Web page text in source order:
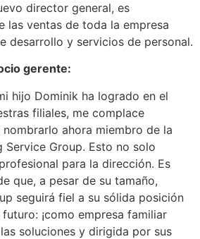
director general, es
las ventas de toda la empresa
desarrollo y servicios de personal.
gerente:
hijo Dominik ha logrado en el
filiales, me complace
ahora miembro de la
Group. Esto no solo
para la dirección. Es
que, a pesar de su tamaño,
seguirá fiel a su sólida posición
¡como empresa familiar
soluciones y dirigida por sus